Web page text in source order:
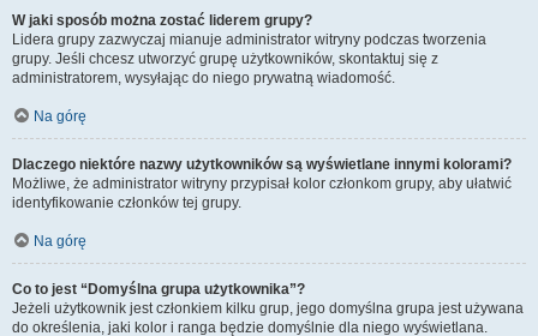
W jaki sposób można zostać liderem grupy?
Lidera grupy zazwyczaj mianuje administrator witryny podczas tworzenia
grupy. Jeśli chcesz utworzyć grupę użytkowników, skontaktuj się z
administratorem, wysyłając do niego prywatną wiadomość.
Na górę
Dlaczego niektóre nazwy użytkowników są wyświetlane innymi kolorami?
Możliwe, że administrator witryny przypisał kolor członkom grupy, aby ułatwić
identyfikowanie członków tej grupy.
Na górę
Co to jest “Domyślna grupa użytkownika”?
Jeżeli użytkownik jest członkiem kilku grup, jego domyślna grupa jest używana
do określenia, jaki kolor i ranga będzie domyślnie dla niego wyświetlana.